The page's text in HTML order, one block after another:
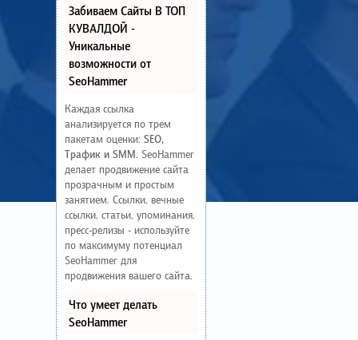
Забиваем Сайты В ТОП
КУВАЛДОЙ -
Уникальные
возможности от
SeoHammer
Каждая ссылка
анализируется по трем
пакетам оценки: SEO,
Трафик и SMM. SeoHammer
делает продвижение сайта
прозрачным и простым
занятием. Ссылки, вечные
ссылки, статьи, упоминания,
пресс-релизы - используйте
по максимуму потенциал
SeoHammer для
продвижения вашего сайта.
Что умеет делать
SeoHammer